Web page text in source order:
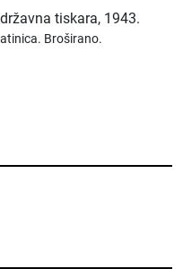
tiskara, 1943.
Broširano.